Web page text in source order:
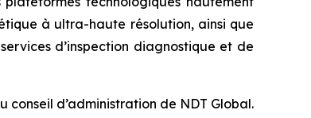
à ultra-haute résolution, ainsi que
d’inspection diagnostique et de
d’administration de NDT Global.